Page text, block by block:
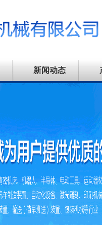
新闻动态